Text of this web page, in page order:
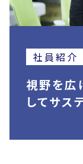
社員紹介
視野を広
してサス